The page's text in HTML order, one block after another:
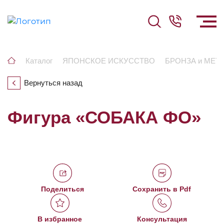
Каталог ЯПОНСКОЕ ИСКУССТВО БРОНЗА и
Вернуться назад
Фигура «СОБАКА ФО»
Поделиться Сохранить в Pdf
В избранное Консультация